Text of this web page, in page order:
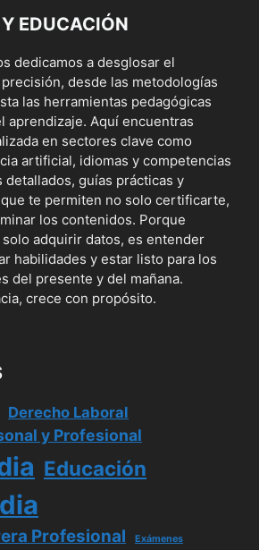
EDUCACIÓN
dedicamos a desglosar el
desde las metodologías
las herramientas pedagógicas
aprendizaje. Aquí encuentras
en sectores clave como
artificial, idiomas y competencias
guías prácticas y
te permiten no solo certificarte,
los contenidos. Porque
adquirir datos, es entender
habilidades y estar listo para los
del presente y del mañana.
crece con propósito.
Derecho Laboral
y Profesional
Educación
Profesional Exámenes